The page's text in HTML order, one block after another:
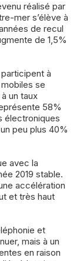
réalisé par
mer s’élève à
de recul
de 1,5%
à
se
un taux
58%
électroniques
peu plus 40%
avec la
2019 stable.
accélération
et très haut
et
mais à un
en raison